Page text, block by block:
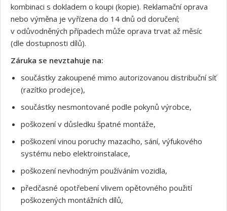
kombinaci s dokladem o koupi (kopie). Reklamační oprava
nebo výměna je vyřízena do 14 dnů od doručení;
v odůvodněných případech může oprava trvat až měsíc
(dle dostupnosti dílů).
Záruka se nevztahuje na:
součástky zakoupené mimo autorizovanou distribuční síť
(razítko prodejce),
součástky nesmontované podle pokynů výrobce,
poškození v důsledku špatné montáže,
poškození vinou poruchy mazacího, sání, výfukového
systému nebo elektroinstalace,
poškození nevhodným používáním vozidla,
předčasné opotřebení vlivem opětovného použití
poškozených montážních dílů,